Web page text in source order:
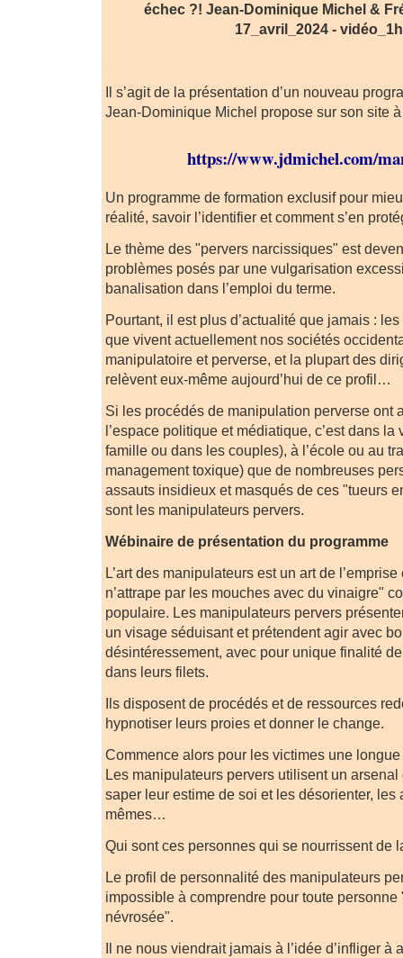
échec ?! Jean-Dominique Michel &
17_avril_2024 -
Il s’agit de la présentation d’un nouveau
Jean-Dominique Michel propose sur son site
https://www.jdmichel.com/
Un programme de formation exclusif pour
réalité, savoir l’identifier et comment s’en
Le thème des "pervers narcissiques" est
problèmes posés par une vulgarisation
banalisation dans l’emploi du terme.
Pourtant, il est plus d’actualité que jamais :
que vivent actuellement nos sociétés
manipulatoire et perverse, et la plupart des
relèvent eux-même aujourd’hui de ce profil…
Si les procédés de manipulation perverse ont
l’espace politique et médiatique, c’est dans la
famille ou dans les couples), à l’école ou au
management toxique) que de nombreuses
assauts insidieux et masqués de ces "tueurs
sont les manipulateurs pervers.
Wébinaire de présentation du programme
L’art des manipulateurs est un art de
n’attrape par les mouches avec du vinaigre"
populaire. Les manipulateurs pervers
un visage séduisant et prétendent agir avec
désintéressement, avec pour unique finalité
dans leurs filets.
Ils disposent de procédés et de ressources
hypnotiser leurs proies et donner le change.
Commence alors pour les victimes une
Les manipulateurs pervers utilisent un
saper leur estime de soi et les désorienter, les
mêmes…
Qui sont ces personnes qui se nourrissent de
Le profil de personnalité des manipulateurs
impossible à comprendre pour toute personne
névrosée".
Il ne nous viendrait jamais à l’idée d’infliger à